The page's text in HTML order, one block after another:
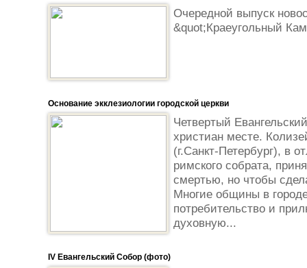
Очередной выпуск
&quot;Краеугольный
Основание экклезиологии городской церкви
Четвертый
христиан месте.
(г.Санкт-Петербург), в
римского собрата,
смертью, но чтобы
Многие общины в
потребительство и
духовную...
IV Евангельский Собор (фото)